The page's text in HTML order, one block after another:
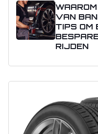
VAN
TIPS OM
RIJDEN